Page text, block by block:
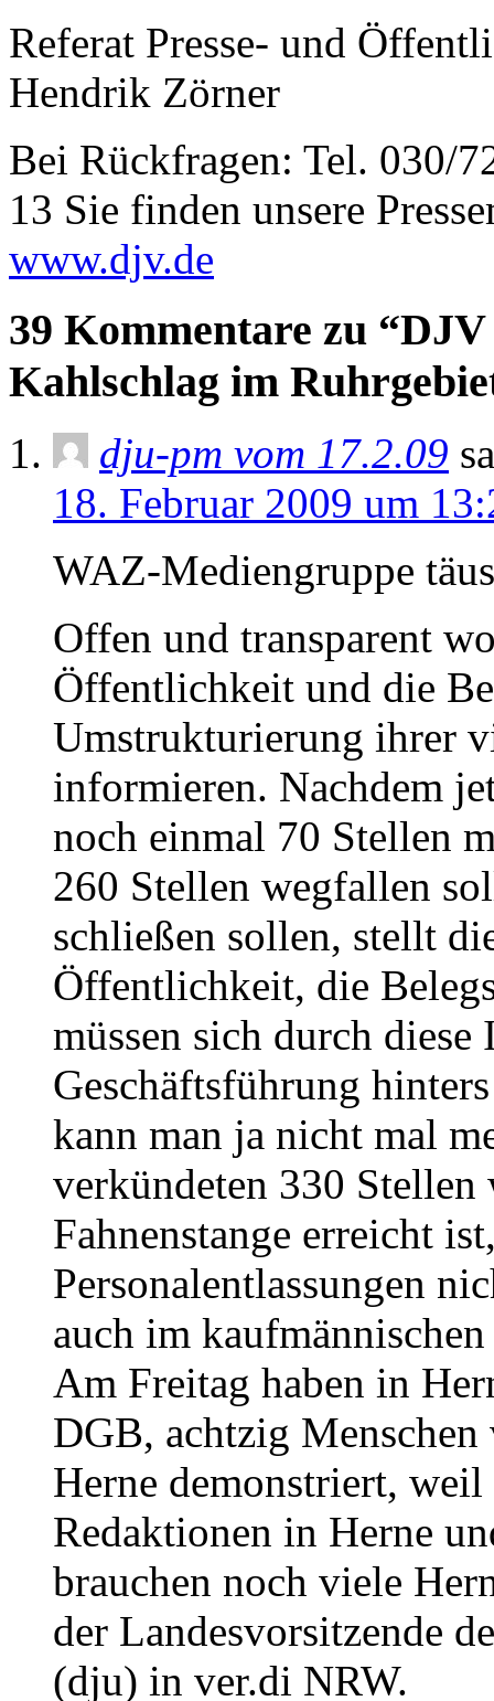
Referat Presse- und
Hendrik Zörner
Bei Rückfragen: Tel. 030/
13 Sie finden unsere
www.djv.de
39 Kommentare zu
Kahlschlag im
dju-pm vom 17.2.09
18. Februar 2009 um
WAZ-Mediengruppe
Offen und transparent
Öffentlichkeit und die
Umstrukturierung ihrer
informieren. Nachdem
noch einmal 70 Stellen
260 Stellen wegfallen
schließen sollen, stellt
Öffentlichkeit, die
müssen sich durch
Geschäftsführung
kann man ja nicht mal
verkündeten 330
Fahnenstange erreicht
Personalentlassungen
auch im
Am Freitag haben in
DGB, achtzig
Herne demonstriert,
Redaktionen in Herne
brauchen noch viele
der Landesvorsitzende
(dju) in ver.di NRW.